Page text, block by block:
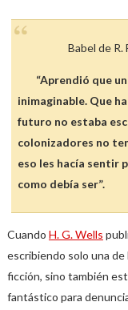
Babel de
“Aprendió que
inimaginable. Que
futuro no estaba
colonizadores no
eso les hacía sentir
como debía ser”.
Cuando H. G. Wells
escribiendo solo una
ficción, sino también
fantástico para